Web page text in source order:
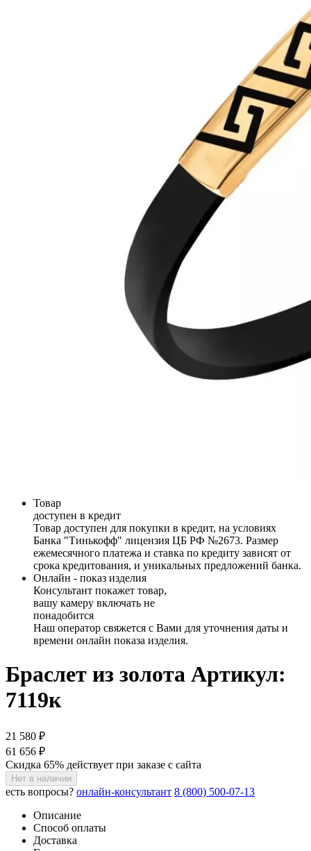
Товар
доступен в кредит
Товар доступен для покупки в кредит, на условиях
Банка "Тинькофф" лицензия ЦБ РФ №2673. Размер
ежемесячного платежа и ставка по кредиту зависят от
срока кредитования, и уникальных предложений банка.
Онлайн - показ изделия
Консультант покажет товар,
вашу камеру включать не
понадобится
Наш оператор свяжется с Вами для уточнения даты и
времени онлайн показа изделия.
Браслет из золота Артикул:
7119к
21 580 ₽
61 656 ₽
Скидка 65% действует при заказе с сайта
Нет в наличии
есть вопросы? онлайн-консультант 8 (800) 500-07-13
Описание
Способ оплаты
Доставка